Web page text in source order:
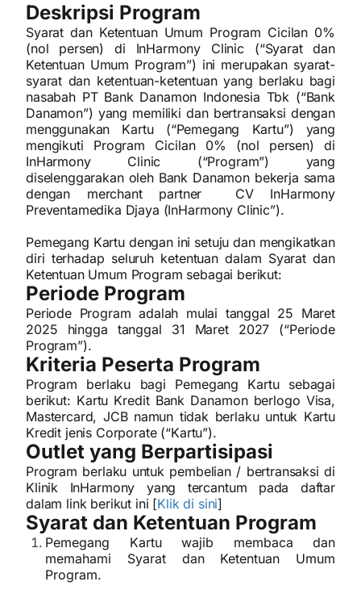
Deskripsi Program
Syarat dan Ketentuan Umum Program Cicilan 0%
(nol persen) di InHarmony Clinic (“Syarat dan
Ketentuan Umum Program”) ini merupakan syarat-
syarat dan ketentuan-ketentuan yang berlaku bagi
nasabah PT Bank Danamon Indonesia Tbk (“Bank
Danamon”) yang memiliki dan bertransaksi dengan
menggunakan Kartu (“Pemegang Kartu”) yang
mengikuti Program Cicilan 0% (nol persen) di
InHarmony Clinic (“Program”) yang
diselenggarakan oleh Bank Danamon bekerja sama
dengan merchant partner CV InHarmony
Preventamedika Djaya (InHarmony Clinic”).
Pemegang Kartu dengan ini setuju dan mengikatkan
diri terhadap seluruh ketentuan dalam Syarat dan
Ketentuan Umum Program sebagai berikut:
Periode Program
Periode Program adalah mulai tanggal 25 Maret
2025 hingga tanggal 31 Maret 2027 (“Periode
Program”).
Kriteria Peserta Program
Program berlaku bagi Pemegang Kartu sebagai
berikut: Kartu Kredit Bank Danamon berlogo Visa,
Mastercard, JCB namun tidak berlaku untuk Kartu
Kredit jenis Corporate (“Kartu”).
Outlet yang Berpartisipasi
Program berlaku untuk pembelian / bertransaksi di
Klinik InHarmony yang tercantum pada daftar
dalam link berikut ini [Klik di sini]
Syarat dan Ketentuan Program
Pemegang Kartu wajib membaca dan
memahami Syarat dan Ketentuan Umum
Program.